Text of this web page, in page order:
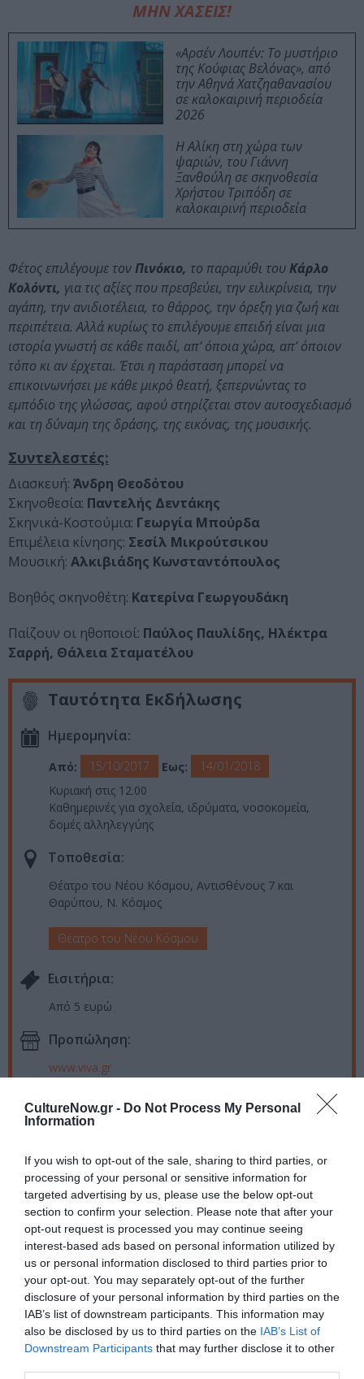
CultureNow.gr - Do Not Process My Personal
Information
If you wish to opt-out of the sale, sharing to third parties, or
processing of your personal or sensitive information for
targeted advertising by us, please use the below opt-out
section to confirm your selection. Please note that after your
opt-out request is processed you may continue seeing
interest-based ads based on personal information utilized by
us or personal information disclosed to third parties prior to
your opt-out. You may separately opt-out of the further
disclosure of your personal information by third parties on the
IAB’s list of downstream participants. This information may
also be disclosed by us to third parties on the IAB’s List of
Downstream Participants that may further disclose it to other
ΜΗΝ ΧΑΣΕΙΣ!
«Αρσέν Λουπέν: Το μυστήριο
της Κούφιας Βελόνας», από
την Αθηνά Χατζηαθανασίου
σε καλοκαιρινή περιοδεία
2026
Η Αλίκη στη χώρα των
ψαριών, του Γιάννη
Ξανθούλη σε σκηνοθεσία
Χρήστου Τριπόδη σε
καλοκαιρινή περιοδεία
Φέτος επιλέγουμε τονΠινόκιο, το παραμύθι τουΚάρλο
Κολόντι, για τις αξίες που πρεσβεύει, την ειλικρίνεια, την
αγάπη, την ανιδιοτέλεια, το θάρρος, την όρεξη για ζωή και
περιπέτεια. Αλλά κυρίως το επιλέγουμε επειδή είναι μια
ιστορία γνωστή σε κάθε παιδί, απ’ όποια χώρα, απ’ όποιον
τόπο κι αν έρχεται. Έτσι η παράσταση μπορεί να
επικοινωνήσει με κάθε μικρό θεατή, ξεπερνώντας το
εμπόδιο της γλώσσας, αφού στηρίζεται στον αυτοσχεδιασμό
και τη δύναμη της δράσης, της εικόνας, της μουσικής.
Συντελεστές:
Διασκευή: Άνδρη Θεοδότου
Σκηνοθεσία: Παντελής Δεντάκης
Σκηνικά-Κοστούμια: Γεωργία Μπούρδα
Επιμέλεια κίνησης: Σεσίλ Μικρούτσικου
Μουσική: Αλκιβιάδης Κωνσταντόπουλος
Βοηθός σκηνοθέτη: Κατερίνα Γεωργουδάκη
Παίζουν οι ηθοποιοί: Παύλος Παυλίδης, Ηλέκτρα
Σαρρή, Θάλεια Σταματέλου
Ταυτότητα Εκδήλωσης
Ημερομηνία:
Από: 15/10/2017 Εως:
14/01/2018
Κυριακή στις 12.00
Καθημερινές για σχολεία, ιδρύματα, νοσοκομεία,
δομές αλληλεγγύης
Τοποθεσία:
Θέατρο του Νέου Κόσμου, Αντισθένους 7 και
Θαρύπου, Ν. Κόσμος
Θέατρο του Νέου Κόσμου
Eισιτήρια:
Από 5 ευρώ
Προπώληση:
www.viva.gr
Πληροφορίες / Κρατήσεις:
http://nkt.gr
Ακολουθήστε το Culturenow.gr στοGoogle News
μάθετε πρώτοι όλες τις ειδήσεις
Δείτε όλα τατελευταία νέαγια την Τέχνη και τον
Πολιτισμό στοCulturenow.gr
Νέοι Διαγωνισμοί ❯
Tags